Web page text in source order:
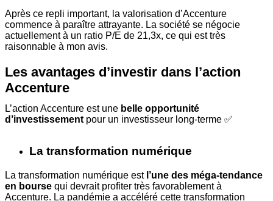
Après ce repli important, la valorisation d’Accenture
commence à paraître attrayante. La société se négocie
actuellement à un ratio P/E de 21,3x, ce qui est très
raisonnable à mon avis.
Les avantages d’investir dans l’action
Accenture
L’action Accenture est une belle opportunité
d’investissement pour un investisseur long-terme ✅
La transformation numérique
La transformation numérique est l’une des méga-tendance
en bourse qui devrait profiter très favorablement à
Accenture. La pandémie a accéléré cette transformation